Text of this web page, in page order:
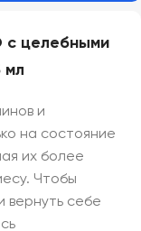
с целебными
мл
и
на состояние
их более
Чтобы
вернуть себе